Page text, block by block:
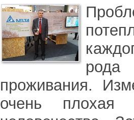
проживания.
очень плохая